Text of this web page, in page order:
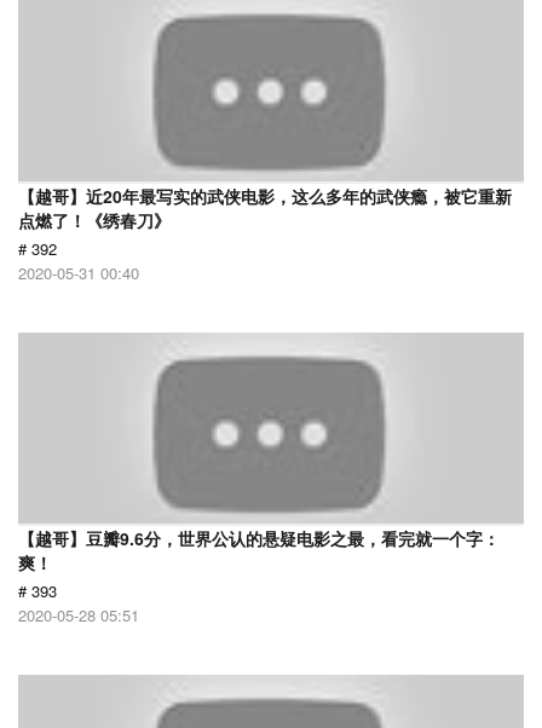
【越哥】近20年最写实的武侠电影，这么多年的武侠瘾，被它重新
点燃了！《绣春刀》
# 392
2020-05-31 00:40
【越哥】豆瓣9.6分，世界公认的悬疑电影之最，看完就一个字：
爽！
# 393
2020-05-28 05:51